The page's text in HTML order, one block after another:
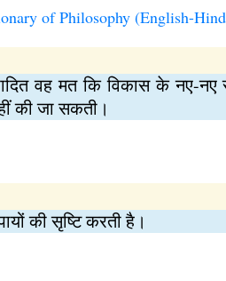
of Philosophy (English-
वह मत कि विकास के नए-
की जा सकती।
की सृष्टि करती है।